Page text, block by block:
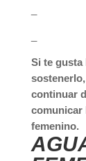
Si te gusta
continuar
comunicar
femenino.